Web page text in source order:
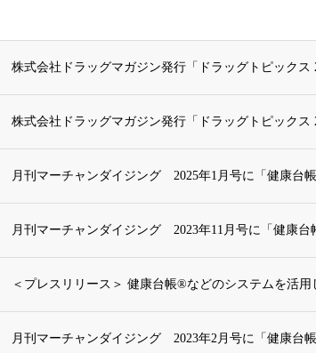
株式会社ドラッグマガジン発行「ドラッグトピックス
株式会社ドラッグマガジン発行「ドラッグトピックス
月刊マーチャンダイジング 2025年1月号に「健康台
月刊マーチャンダイジング 2023年11月号に「健康台
＜プレスリリース＞ 健康台帳®などのシステムを活
月刊マーチャンダイジング 2023年2月号に「健康台